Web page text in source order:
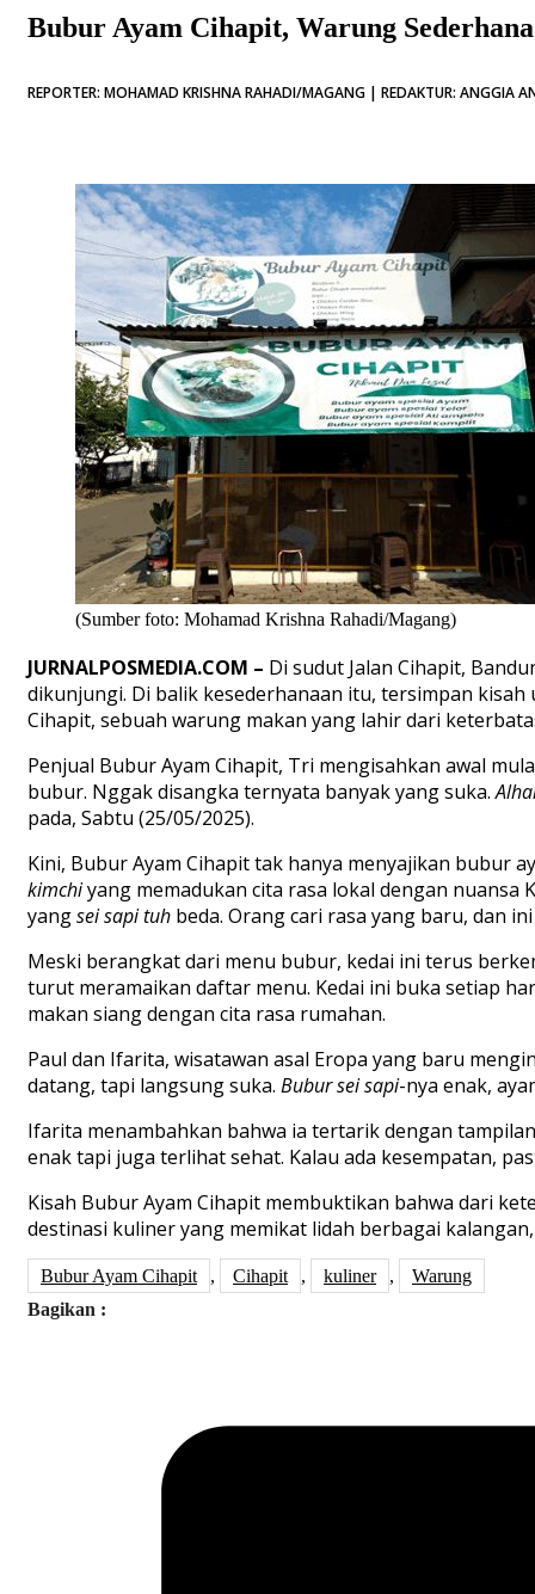
Bubur Ayam Cihapit, Warung
REPORTER: MOHAMAD KRISHNA RAHADI/MAGANG | REDAKTUR: ANGGIA
(Sumber foto: Mohamad Krishna Rahadi/Magang)
JURNALPOSMEDIA.COM – Di sudut Jalan Cihapit,
dikunjungi. Di balik kesederhanaan itu, tersimpan
Cihapit, sebuah warung makan yang lahir dari
Penjual Bubur Ayam Cihapit, Tri mengisahkan awal
bubur. Nggak disangka ternyata banyak yang suka.
pada, Sabtu (25/05/2025).
Kini, Bubur Ayam Cihapit tak hanya menyajikan bubur
kimchiyang memadukan cita rasa lokal dengan
yangsei sapituh beda. Orang cari rasa yang baru, dan
Meski berangkat dari menu bubur, kedai ini terus
turut meramaikan daftar menu. Kedai ini buka setiap
makan siang dengan cita rasa rumahan.
Paul dan Ifarita, wisatawan asal Eropa yang baru
datang, tapi langsung suka. Bubur sei sapi-nya enak,
Ifarita menambahkan bahwa ia tertarik dengan
enak tapi juga terlihat sehat. Kalau ada kesempatan,
Kisah Bubur Ayam Cihapit membuktikan bahwa dari
destinasi kuliner yang memikat lidah berbagai
Bubur Ayam Cihapit , Cihapit , kuliner ,
Warung
Bagikan :